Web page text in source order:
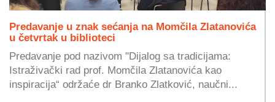
Predavanje u znak sećanja na Momčila Zlatanovića
u četvrtak u biblioteci
Predavanje pod nazivom "Dijalog sa tradicijama:
Istraživački rad prof. Momčila Zlatanovića kao
inspiracija“ održaće dr Branko Zlatković, naučni...